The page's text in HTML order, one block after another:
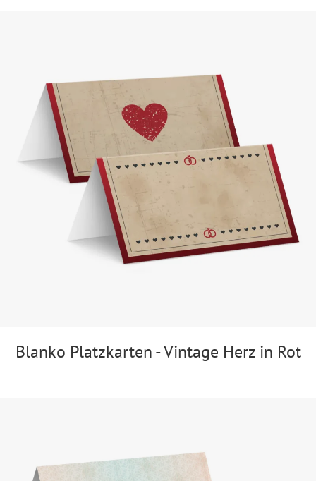
Blanko Platzkarten - Vintage Herz in Rot